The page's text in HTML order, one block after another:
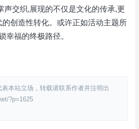
声交织,展现的不仅是文化的传承,更
创造性转化。或许正如活动主题所
幸福的终极路径。
本站立场，转载请联系作者并注明出
?p=1625